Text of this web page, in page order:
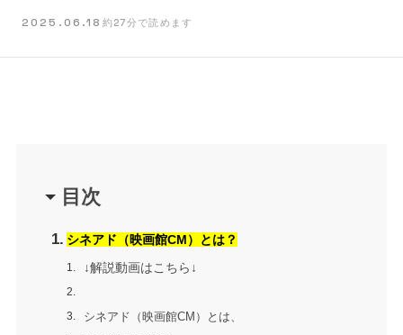
2025.06.18 約27分で読めます
目次
シネアド（映画館CM）とは？
↓解説動画はこちら↓
シネアド（映画館CM）とは、